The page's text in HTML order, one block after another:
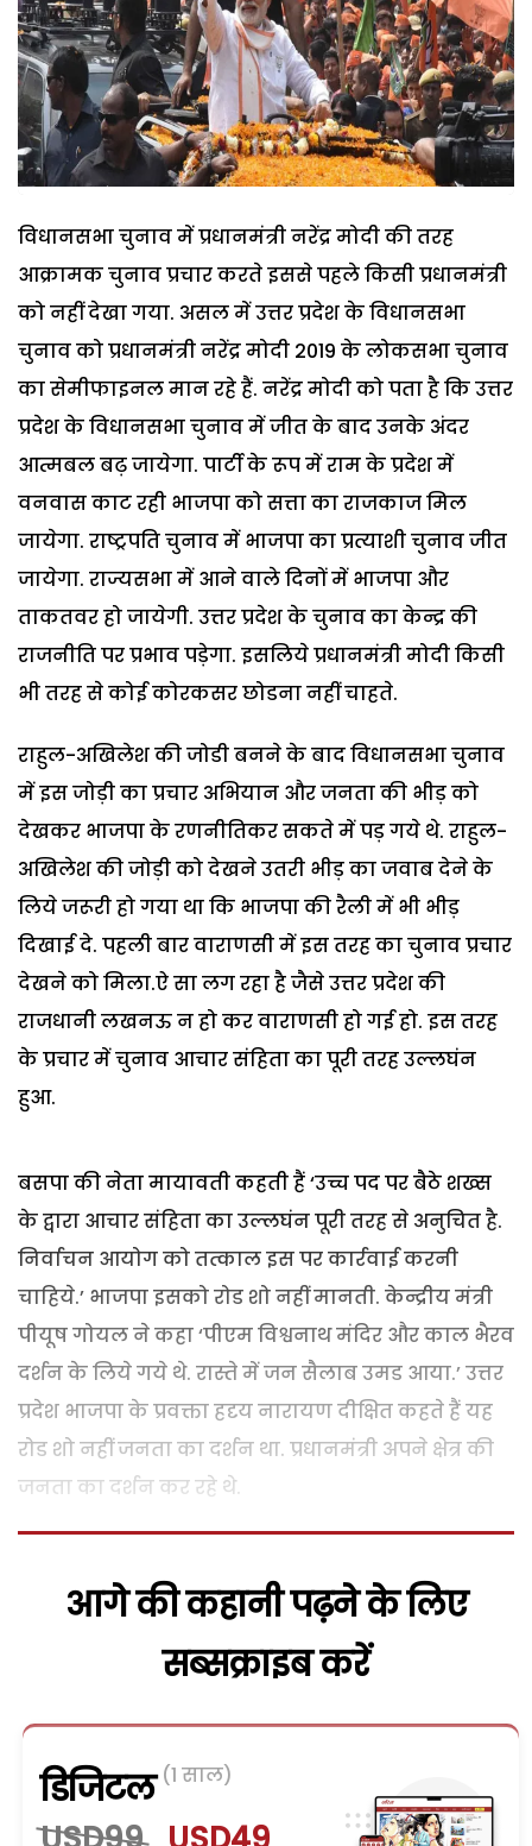
विधानसभा चुनाव में प्रधानमंत्री नरेंद्र मोदी की तरह
आक्रामक चुनाव प्रचार करते इससे पहले किसी प्रधानमंत्री
को नहीं देखा गया. असल में उत्तर प्रदेश के विधानसभा
चुनाव को प्रधानमंत्री नरेंद्र मोदी 2019 के लोकसभा चुनाव
का सेमीफाइनल मान रहे हैं. नरेंद्र मोदी को पता है कि उत्तर
प्रदेश के विधानसभा चुनाव में जीत के बाद उनके अंदर
आत्मबल बढ़ जायेगा. पार्टी के रूप में राम के प्रदेश में
वनवास काट रही भाजपा को सत्ता का राजकाज मिल
जायेगा. राष्ट्रपति चुनाव में भाजपा का प्रत्याशी चुनाव जीत
जायेगा. राज्यसभा में आने वाले दिनों में भाजपा और
ताकतवर हो जायेगी. उत्तर प्रदेश के चुनाव का केन्द्र की
राजनीति पर प्रभाव पड़ेगा. इसलिये प्रधानमंत्री मोदी किसी
भी तरह से कोई कोरकसर छोडना नहीं चाहते.
राहुल-अखिलेश की जोडी बनने के बाद विधानसभा चुनाव
में इस जोड़ी का प्रचार अभियान और जनता की भीड़ को
देखकर भाजपा के रणनीतिकर सकते में पड़ गये थे. राहुल-
अखिलेश की जोड़ी को देखने उतरी भीड़ का जवाब देने के
लिये जरूरी हो गया था कि भाजपा की रैली में भी भीड़
दिखाई दे. पहली बार वाराणसी में इस तरह का चुनाव प्रचार
देखने को मिला.ऐ सा लग रहा है जैसे उत्तर प्रदेश की
राजधानी लखनऊ न हो कर वाराणसी हो गई हो. इस तरह
के प्रचार में चुनाव आचार संहिता का पूरी तरह उल्लघंन
हुआ.
बसपा की नेता मायावती कहती हैं ‘उच्च पद पर बैठे शख्स
के द्वारा आचार संहिता का उल्लघंन पूरी तरह से अनुचित है.
निर्वाचन आयोग को तत्काल इस पर कार्रवाई करनी
चाहिये.’ भाजपा इसको रोड शो नहीं मानती. केन्द्रीय मंत्री
पीयूष गोयल ने कहा ‘पीएम विश्वनाथ मंदिर और काल भैरव
दर्शन के लिये गये थे. रास्ते में जन सैलाब उमड आया.’ उत्तर
प्रदेश भाजपा के प्रवक्ता हदृय नारायण दीक्षित कहते हैं यह
रोड शो नहीं जनता का दर्शन था. प्रधानमंत्री अपने क्षेत्र की
जनता का दर्शन कर रहे थे.
आगे की कहानी पढ़ने के लिए
सब्सक्राइब करें
डिजिटल (1 साल)